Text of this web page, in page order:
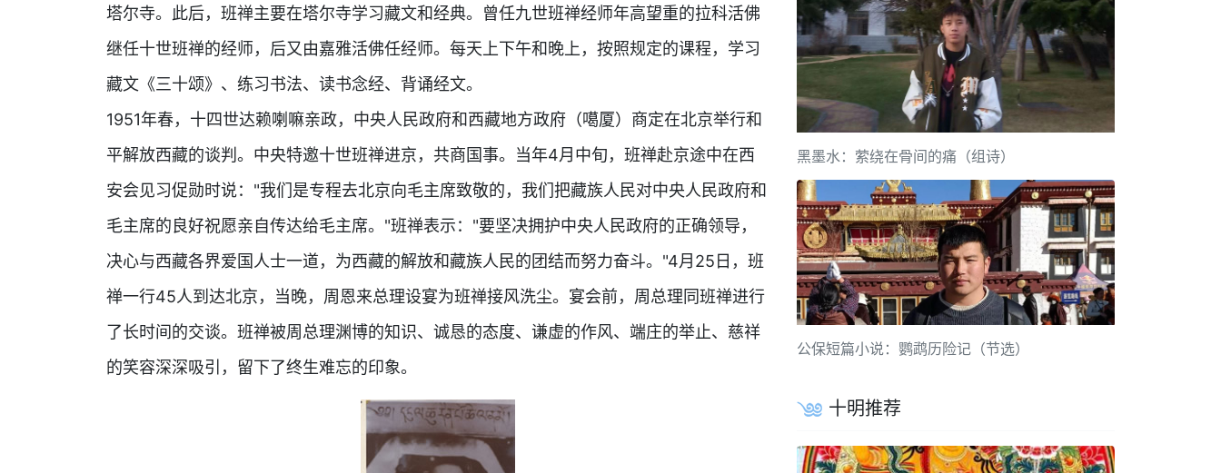
塔尔寺。此后，班禅主要在塔尔寺学习藏文和经典。曾任九世班禅经师年高望重的拉科活佛
继任十世班禅的经师，后又由嘉雅活佛任经师。每天上下午和晚上，按照规定的课程，学习
藏文《三十颂》、练习书法、读书念经、背诵经文。
1951年春，十四世达赖喇嘛亲政，中央人民政府和西藏地方政府（噶厦）商定在北京举行和
平解放西藏的谈判。中央特邀十世班禅进京，共商国事。当年4月中旬，班禅赴京途中在西
安会见习促勋时说："我们是专程去北京向毛主席致敬的，我们把藏族人民对中央人民政府和
毛主席的良好祝愿亲自传达给毛主席。"班禅表示："要坚决拥护中央人民政府的正确领导，
决心与西藏各界爱国人士一道，为西藏的解放和藏族人民的团结而努力奋斗。"4月25日，班
禅一行45人到达北京，当晚，周恩来总理设宴为班禅接风洗尘。宴会前，周总理同班禅进行
了长时间的交谈。班禅被周总理渊博的知识、诚恳的态度、谦虚的作风、端庄的举止、慈祥
的笑容深深吸引，留下了终生难忘的印象。
黑墨水：萦绕在骨间的痛（组诗）
公保短篇小说：鹦鹉历险记（节选）
十明推荐